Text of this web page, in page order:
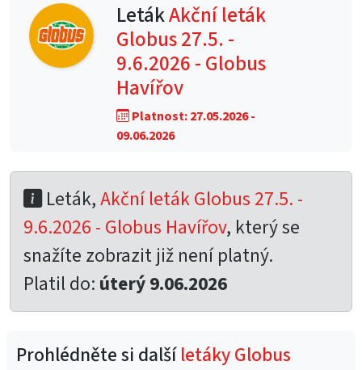
LetákAkční leták
Globus 27.5. -
9.6.2026 - Globus
Havířov
Platnost: 27.05.2026 -
09.06.2026
Leták,Akční leták Globus 27.5. -
9.6.2026 - Globus Havířov, který se
snažíte zobrazit již není platný.
Platil do: úterý 9.06.2026
Prohlédněte si dalšíletáky Globus